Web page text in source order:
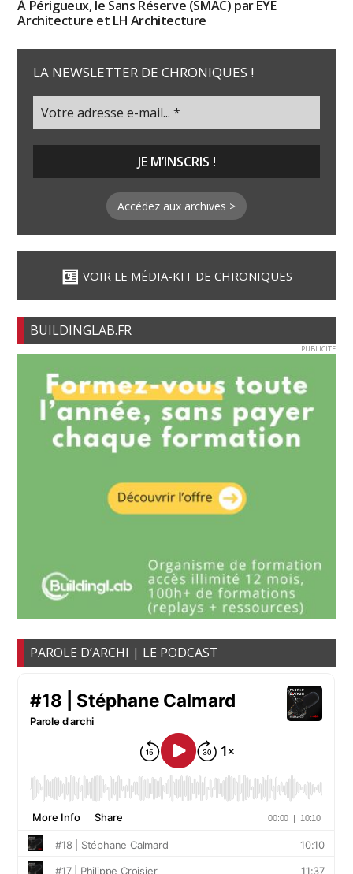
À Périgueux, le Sans Réserve (SMAC) par EYE
Architecture et LH Architecture
LA NEWSLETTER DE CHRONIQUES !
Accédez aux archives >
VOIR LE MÉDIA-KIT DE CHRONIQUES
BUILDINGLAB.FR
PUBLICITE
PAROLE D’ARCHI | LE PODCAST